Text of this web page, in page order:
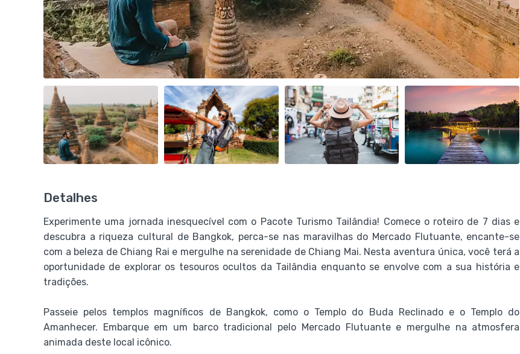
Detalhes
Experimente uma jornada inesquecível com o Pacote Turismo Tailândia! Comece o roteiro de 7 dias e
descubra a riqueza cultural de Bangkok, perca-se nas maravilhas do Mercado Flutuante, encante-se
com a beleza de Chiang Rai e mergulhe na serenidade de Chiang Mai. Nesta aventura única, você terá a
oportunidade de explorar os tesouros ocultos da Tailândia enquanto se envolve com a sua história e
tradições.
Passeie pelos templos magníficos de Bangkok, como o Templo do Buda Reclinado e o Templo do
Amanhecer. Embarque em um barco tradicional pelo Mercado Flutuante e mergulhe na atmosfera
animada deste local icônico.